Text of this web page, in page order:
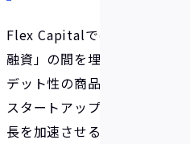
Flex Capitalでは、「株式発
融資」の間を埋めるべく、ス
デット性の商品を複数展開し
スタートアップにおけるデッ
長を加速させるための運転資